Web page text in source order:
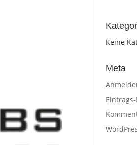
Keine
Meta
Eintrags-